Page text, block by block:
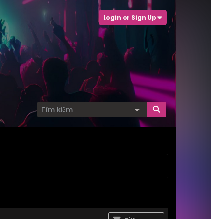
Login or Sign Up